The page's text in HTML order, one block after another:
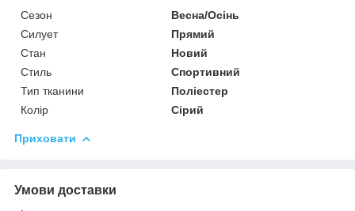
Сезон
Весна/Осінь
Силует
Прямий
Стан
Новий
Стиль
Спортивний
Тип тканини
Поліестер
Колір
Сірий
Приховати
Умови доставки